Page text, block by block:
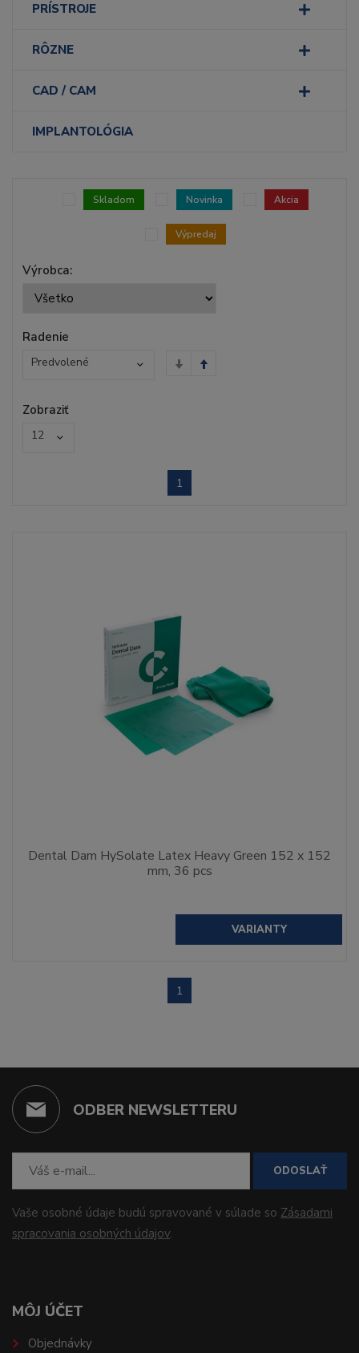
PRÍSTROJE
RÔZNE
CAD / CAM
IMPLANTOLÓGIA
Výrobca:
Skladom Novinka Akcia
Výpredaj
Radenie
Predvolené
Zobraziť
12
1
Dental Dam HySolate Latex Heavy Green 152 x 152
mm, 36 pcs
VARIANTY
1
ODBER NEWSLETTERU
ODOSLAŤ
Vaše osobné údaje budú spravované v súlade so Zásadami
spracovania osobných údajov.
MÔJ ÚČET
Objednávky